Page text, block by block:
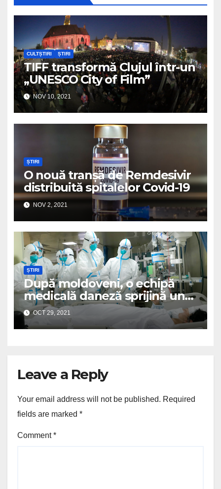
CULTȘTIRI ȘTIRI
TIFF transformă Clujul într-un
„UNESCO City of Film”
NOV 10, 2021
ȘTIRI
O nouă tranșă de Remdesivir
distribuită spitalelor Covid-19
NOV 2, 2021
ȘTIRI
După moldoveni, o echipă
medicală daneză sprijină un
spital românesc
OCT 29, 2021
Leave a Reply
Your email address will not be published. Required
fields are marked *
Comment*